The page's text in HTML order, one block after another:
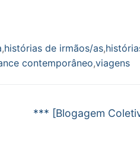
,histórias de irmãos/as,
contemporâneo,viagens
Próximo
*** [Blogagem